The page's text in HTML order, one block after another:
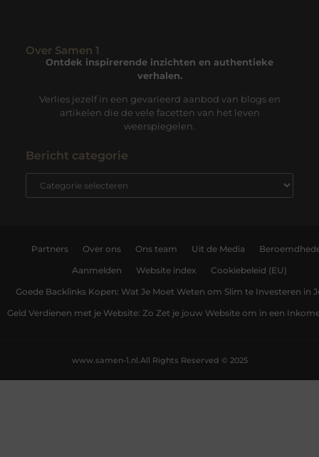
Over Samen 1
Ontdek inspirerende inzichten en authentieke
verhalen.
Verlies jezelf in een gevarieerd aanbod van blogs en
artikelen die de vele facetten van het leven
weerspiegelen.
Bericht categorie
Partners Over ons Ons team Uit de Media
Aanmelden Website index Cookiebeleid (EU)
Goede Backlinks Kopen: Wat Je Moet Weten om Slim te Investeren in
Geld Verdienen met je Website: Zo Zet je jouw Website om in een
All Rights Reserved © 2025
www.samen-1.nl.